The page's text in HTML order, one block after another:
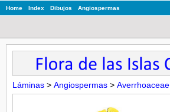
Home Index Dibujos Angiospermas
Láminas > Angiospermas > Averrhoaceae